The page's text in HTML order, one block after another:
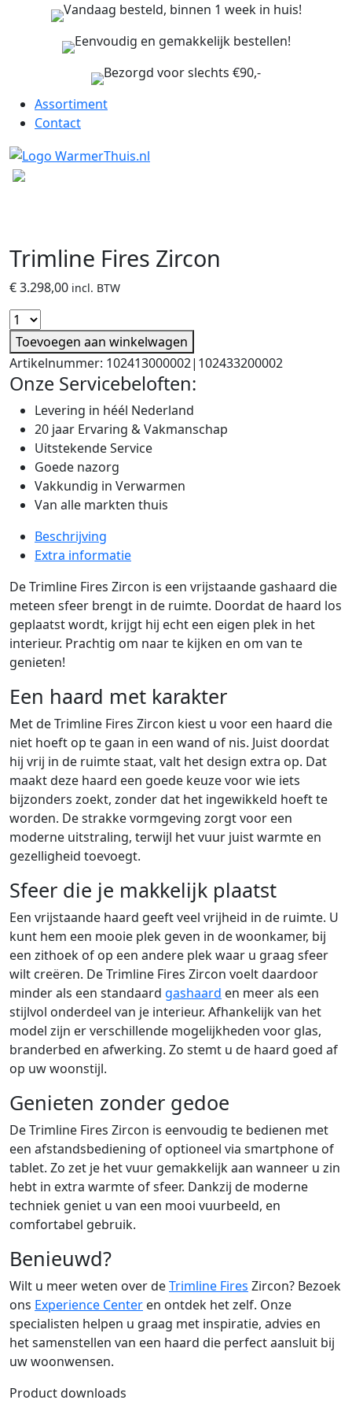
Vandaag besteld, binnen 1 week in huis!
Eenvoudig en gemakkelijk bestellen!
Bezorgd voor slechts €90,-
Assortiment
Contact
Trimline Fires Zircon
€3.298,00 incl. BTW
Toevoegen aan winkelwagen
Artikelnummer: 102413000002|102433200002
Onze Servicebeloften:
Levering in héél Nederland
20 jaar Ervaring & Vakmanschap
Uitstekende Service
Goede nazorg
Vakkundig in Verwarmen
Van alle markten thuis
Beschrijving
Extra informatie
De Trimline Fires Zircon is een vrijstaande gashaard die
meteen sfeer brengt in de ruimte. Doordat de haard los
geplaatst wordt, krijgt hij echt een eigen plek in het
interieur. Prachtig om naar te kijken en om van te
genieten!
Een haard met karakter
Met de Trimline Fires Zircon kiest u voor een haard die
niet hoeft op te gaan in een wand of nis. Juist doordat
hij vrij in de ruimte staat, valt het design extra op. Dat
maakt deze haard een goede keuze voor wie iets
bijzonders zoekt, zonder dat het ingewikkeld hoeft te
worden. De strakke vormgeving zorgt voor een
moderne uitstraling, terwijl het vuur juist warmte en
gezelligheid toevoegt.
Sfeer die je makkelijk plaatst
Een vrijstaande haard geeft veel vrijheid in de ruimte. U
kunt hem een mooie plek geven in de woonkamer, bij
een zithoek of op een andere plek waar u graag sfeer
wilt creëren. De Trimline Fires Zircon voelt daardoor
minder als een standaard gashaard en meer als een
stijlvol onderdeel van je interieur. Afhankelijk van het
model zijn er verschillende mogelijkheden voor glas,
branderbed en afwerking. Zo stemt u de haard goed af
op uw woonstijl.
Genieten zonder gedoe
De Trimline Fires Zircon is eenvoudig te bedienen met
een afstandsbediening of optioneel via smartphone of
tablet. Zo zet je het vuur gemakkelijk aan wanneer u zin
hebt in extra warmte of sfeer. Dankzij de moderne
techniek geniet u van een mooi vuurbeeld, en
comfortabel gebruik.
Benieuwd?
Wilt u meer weten over deTrimline Fires Zircon? Bezoek
ons Experience Center en ontdek het zelf. Onze
specialisten helpen u graag met inspiratie, advies en
het samenstellen van een haard die perfect aansluit bij
uw woonwensen.
Product downloads